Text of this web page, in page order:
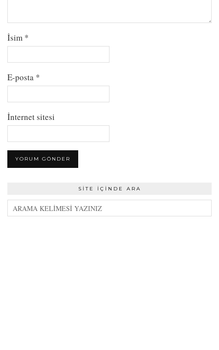
İsim *
E-posta *
İnternet sitesi
SITE İÇINDE ARA